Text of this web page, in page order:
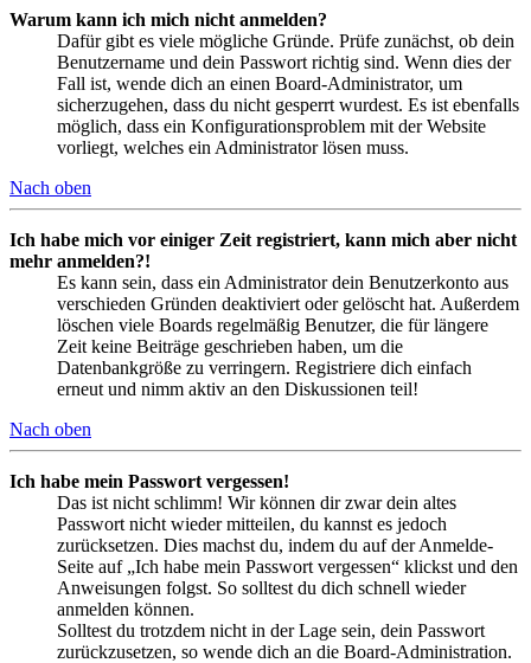
Warum kann ich mich nicht anmelden?
Dafür gibt es viele mögliche Gründe. Prüfe zunächst, ob dein
Benutzername und dein Passwort richtig sind. Wenn dies der
Fall ist, wende dich an einen Board-Administrator, um
sicherzugehen, dass du nicht gesperrt wurdest. Es ist ebenfalls
möglich, dass ein Konfigurationsproblem mit der Website
vorliegt, welches ein Administrator lösen muss.
Nach oben
Ich habe mich vor einiger Zeit registriert, kann mich aber nicht
mehr anmelden?!
Es kann sein, dass ein Administrator dein Benutzerkonto aus
verschieden Gründen deaktiviert oder gelöscht hat. Außerdem
löschen viele Boards regelmäßig Benutzer, die für längere
Zeit keine Beiträge geschrieben haben, um die
Datenbankgröße zu verringern. Registriere dich einfach
erneut und nimm aktiv an den Diskussionen teil!
Nach oben
Ich habe mein Passwort vergessen!
Das ist nicht schlimm! Wir können dir zwar dein altes
Passwort nicht wieder mitteilen, du kannst es jedoch
zurücksetzen. Dies machst du, indem du auf der Anmelde-
Seite auf „Ich habe mein Passwort vergessen“ klickst und den
Anweisungen folgst. So solltest du dich schnell wieder
anmelden können.
Solltest du trotzdem nicht in der Lage sein, dein Passwort
zurückzusetzen, so wende dich an die Board-Administration.